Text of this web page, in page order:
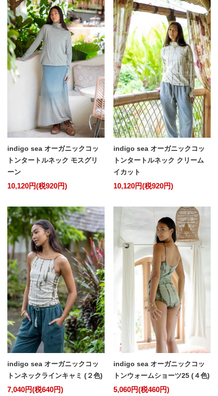
indigo sea オーガニックコッ
トンタートルネック モスグリ
ーン
10,120円(税920円)
indigo sea オーガニックコッ
トンタートルネック クリーム
イカット
10,120円(税920円)
indigo sea オーガニックコッ
トンネックラインキャミ (２色)
7,040円(税640円)
indigo sea オーガニックコッ
トンウォームショーツ25 (４色)
5,060円(税460円)